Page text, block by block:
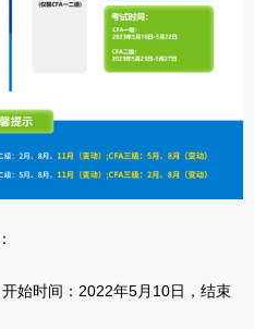
始时间：2022年5月10日，结束